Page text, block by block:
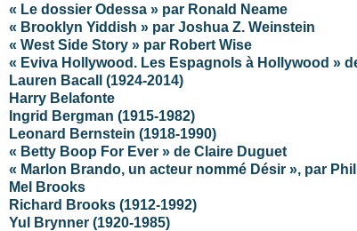
« Le dossier Odessa » par Ronald Neame
« Brooklyn Yiddish » par Joshua Z. Weinstein
« West Side Story » par Robert Wise
« Eviva Hollywood. Les Espagnols à Hollywood »
Lauren Bacall (1924-2014)
Harry Belafonte
Ingrid Bergman (1915-1982)
Leonard Bernstein (1918-1990)
« Betty Boop For Ever » de Claire Duguet
« Marlon Brando, un acteur nommé Désir », par
Mel Brooks
Richard Brooks (1912-1992)
Yul Brynner (1920-1985)